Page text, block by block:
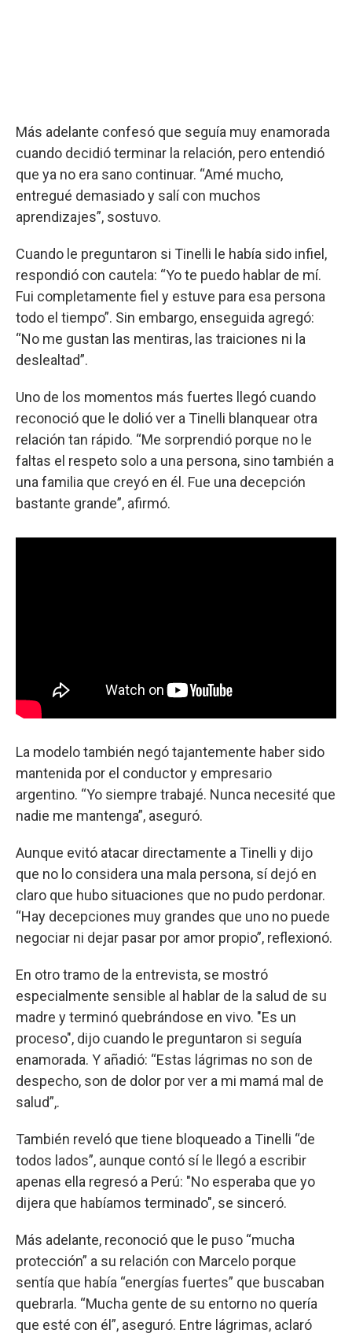
Más adelante confesó que seguía muy enamorada
cuando decidió terminar la relación, pero entendió
que ya no era sano continuar. “Amé mucho,
entregué demasiado y salí con muchos
aprendizajes”, sostuvo.
Cuando le preguntaron si Tinelli le había sido infiel,
respondió con cautela: “Yo te puedo hablar de mí.
Fui completamente fiel y estuve para esa persona
todo el tiempo”. Sin embargo, enseguida agregó:
“No me gustan las mentiras, las traiciones ni la
deslealtad”.
Uno de los momentos más fuertes llegó cuando
reconoció que le dolió ver a Tinelli blanquear otra
relación tan rápido. “Me sorprendió porque no le
faltas el respeto solo a una persona, sino también a
una familia que creyó en él. Fue una decepción
bastante grande”, afirmó.
La modelo también negó tajantemente haber sido
mantenida por el conductor y empresario
argentino. “Yo siempre trabajé. Nunca necesité que
nadie me mantenga”, aseguró.
Aunque evitó atacar directamente a Tinelli y dijo
que no lo considera una mala persona, sí dejó en
claro que hubo situaciones que no pudo perdonar.
“Hay decepciones muy grandes que uno no puede
negociar ni dejar pasar por amor propio”, reflexionó.
En otro tramo de la entrevista, se mostró
especialmente sensible al hablar de la salud de su
madre y terminó quebrándose en vivo. "Es un
proceso", dijo cuando le preguntaron si seguía
enamorada. Y añadió: “Estas lágrimas no son de
despecho, son de dolor por ver a mi mamá mal de
salud”,.
También reveló que tiene bloqueado a Tinelli “de
todos lados”, aunque contó sí le llegó a escribir
apenas ella regresó a Perú: "No esperaba que yo
dijera que habíamos terminado", se sinceró.
Más adelante, reconoció que le puso “mucha
protección” a su relación con Marcelo porque
sentía que había “energías fuertes” que buscaban
quebrarla. “Mucha gente de su entorno no quería
que esté con él”, aseguró. Entre lágrimas, aclaró